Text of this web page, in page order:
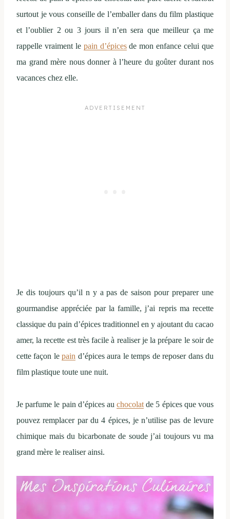
surtout je vous conseille de l’emballer dans du film plastique
et l’oublier 2 ou 3 jours il n’en sera que meilleur ça me
rappelle vraiment le pain d’épicesde mon enfance celui que
ma grand mère nous donner à l’heure du goûter durant nos
vacances chez elle.
Je dis toujours qu’il n y a pas de saison pour preparer une
gourmandise appréciée par la famille, j’ai repris ma recette
classique du pain d’épices traditionnel en y ajoutant du cacao
amer, la recette est très facile à realiser je la prépare le soir de
cette façon lepain d’épices aura le temps de reposer dans du
film plastique toute une nuit.
Je parfume le pain d’épices auchocolat de 5 épices que vous
pouvez remplacer par du 4 épices, je n’utilise pas de levure
chimique mais du bicarbonate de soude j’ai toujours vu ma
grand mère le realiser ainsi.